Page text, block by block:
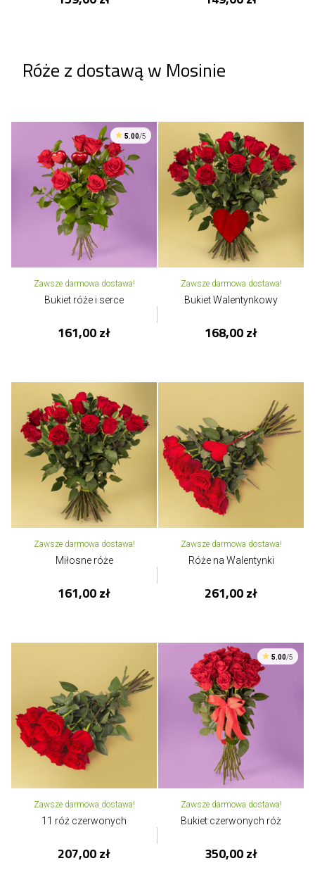
Róże z dostawą w Mosinie
5.00/5
Zawsze darmowa dostawa!
Bukiet róże i serce
161,00 zł
Zawsze darmowa dostawa!
Bukiet Walentynkowy
168,00 zł
Zawsze darmowa dostawa!
Miłosne róże
161,00 zł
Zawsze darmowa dostawa!
Róże na Walentynki
261,00 zł
Zawsze darmowa dostawa!
11 róż czerwonych
207,00 zł
5.00/5
Zawsze darmowa dostawa!
Bukiet czerwonych róż
350,00 zł